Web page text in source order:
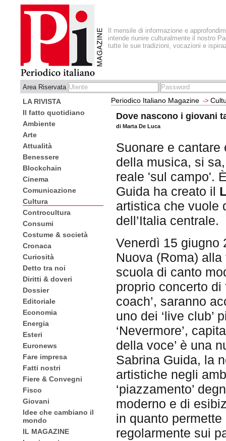
Il mensile di informazione e
intende riunire culturalmente il nostro
tutte le sue tradizioni, vocazioni e
Area Riservata
LA RIVISTA
Il fatto quotidiano
Ambiente
Arte
Attualità
Benessere
Blockchain
Cinema
Comunicazione
Cultura
Controcultura
Consumi
Costume & società
Cronaca
Curiosità
Detto tra noi
Diritti & doveri
Dossier
Editoriale
Economia
Energia
Esteri
Euronews
Fare impresa
Fatti nostri
Fiere & Convegni
Fisco
Giovani
Idee che cambiano il
mondo
IL MAGAZINE
Periodico Italiano Magazine ->
Dove nascono i giovani
di Marta De Luca
Suonare e
della musica, si
reale 'sul campo'.
Guida ha creato il
artistica che vuole
dell’Italia centrale.
Venerdì 15 giugno
Nuova (Roma)
scuola di canto
proprio concerto
coach’, saranno
uno dei ‘live club’
‘Nevermore’,
della voce’ è una
Sabrina Guida, la
artistiche negli
‘piazzamento’
moderno e di
in quanto
regolarmente sui